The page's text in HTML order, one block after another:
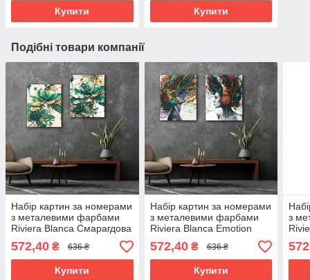
Купити Купити
Подібні товари компанії
Набір картин за номерами
з металевими фарбами
Riviera Blanca Смарагдова
окраса (ITR-093) 2 шт в
наборі
572,40 ₴ 636 ₴
Купити
Набір картин за номерами
з металевими фарбами
Riviera Blanca Emotion
(ITR-095) 2 шт в наборі
572,40₴ 636 ₴
Купити
з